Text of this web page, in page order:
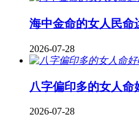
海中金命的女人民命
2026-07-28
八字偏印多的女人命
2026-07-28